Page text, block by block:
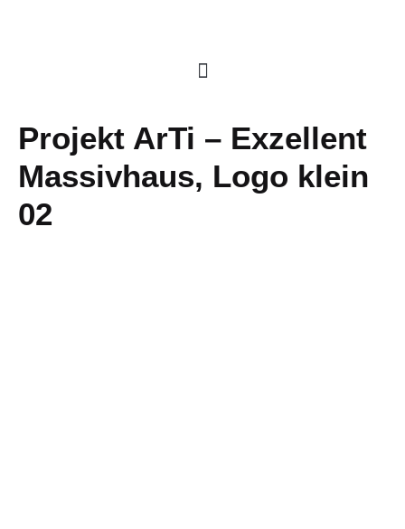
Projekt ArTi – Exzellent
Massivhaus, Logo klein
02